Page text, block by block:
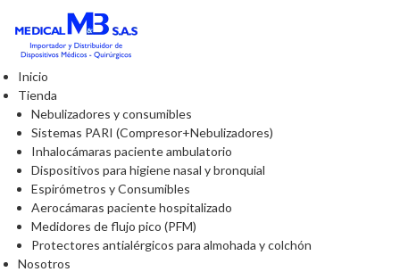
Inicio
Tienda
Nebulizadores y consumibles
Sistemas PARI (Compresor+Nebulizadores)
Inhalocámaras paciente ambulatorio
Dispositivos para higiene nasal y bronquial
Espirómetros y Consumibles
Aerocámaras paciente hospitalizado
Medidores de flujo pico (PFM)
Protectores antialérgicos para almohada y colchón
Nosotros